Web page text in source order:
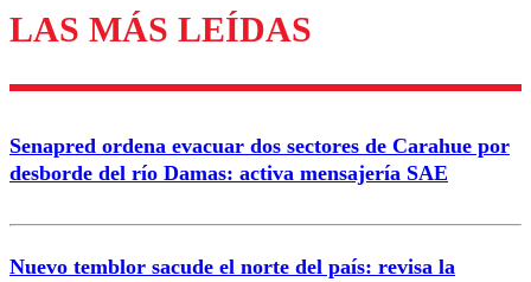
Los comentarios son moderados para garantizar un
diálogo respetuoso.
Correo
LAS MÁS LEÍDAS
Senapred ordena evacuar dos sectores de Carahue por
desborde del río Damas: activa mensajería SAE
Nuevo temblor sacude el norte del país: revisa la